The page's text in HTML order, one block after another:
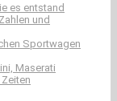
es entstand
und
Sportwagen
Maserati